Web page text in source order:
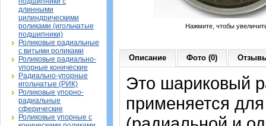
длинными
цилиндрическими
роликами (игольчатые
подшипники)
Роликовые радиальные
с витыми роликами
Роликовые радиально-
упорные конические
Радиально-упорные
игольчатые (РИК)
Роликовые упорно-
радиальные
сферические
Роликовые упорные с
Нажмите, чтобы
Описание Фото (0)
Это шариковый
применяется